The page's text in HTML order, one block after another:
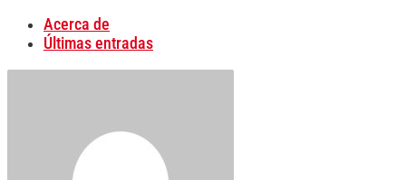
Acerca de
Últimas entradas